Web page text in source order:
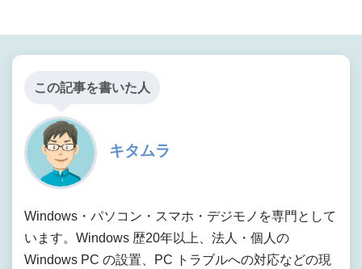
この記事を書いた人
キタムラ
Windows・パソコン・スマホ・デジモノを専門として
います。Windows 歴20年以上、法人・個人の
Windows PC の設置、PC トラブルへの対応などの現